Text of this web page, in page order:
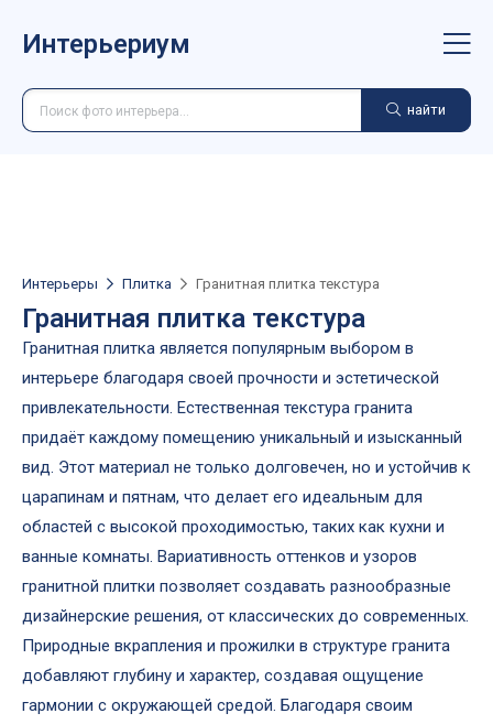
Интерьериум
найти
Интерьеры Плитка Гранитная плитка текстура
Гранитная плитка текстура
Гранитная плитка является популярным выбором в
интерьере благодаря своей прочности и эстетической
привлекательности. Естественная текстура гранита
придаёт каждому помещению уникальный и изысканный
вид. Этот материал не только долговечен, но и устойчив к
царапинам и пятнам, что делает его идеальным для
областей с высокой проходимостью, таких как кухни и
ванные комнаты. Вариативность оттенков и узоров
гранитной плитки позволяет создавать разнообразные
дизайнерские решения, от классических до современных.
Природные вкрапления и прожилки в структуре гранита
добавляют глубину и характер, создавая ощущение
гармонии с окружающей средой. Благодаря своим